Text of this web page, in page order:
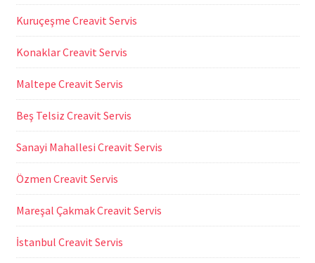
Kuruçeşme Creavit Servis
Konaklar Creavit Servis
Maltepe Creavit Servis
Beş Telsiz Creavit Servis
Sanayi Mahallesi Creavit Servis
Özmen Creavit Servis
Mareşal Çakmak Creavit Servis
İstanbul Creavit Servis